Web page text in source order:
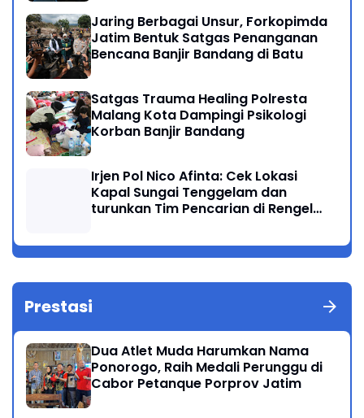
Jaring Berbagai Unsur, Forkopimda
Jatim Bentuk Satgas Penanganan
Bencana Banjir Bandang di Batu
Satgas Trauma Healing Polresta
Malang Kota Dampingi Psikologi
Korban Banjir Bandang
Irjen Pol Nico Afinta: Cek Lokasi
Kapal Sungai Tenggelam dan
turunkan Tim Pencarian di Rengel
Prestasi
Dua Atlet Muda Harumkan Nama
Ponorogo, Raih Medali Perunggu di
Cabor Petanque Porprov Jatim